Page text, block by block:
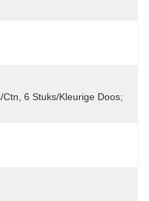
6 Stuks/kleurige Doos;